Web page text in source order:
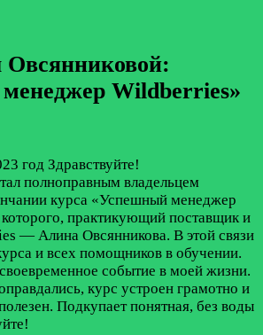
Wildberries»
год Здравствуйте!
полноправным владельцем
курса «Успешный менеджер
практикующий поставщик и
— Алина Овсянникова. В этой связи
и всех помощников в обучении.
событие в моей жизни.
курс устроен грамотно и
Подкупает понятная, без воды